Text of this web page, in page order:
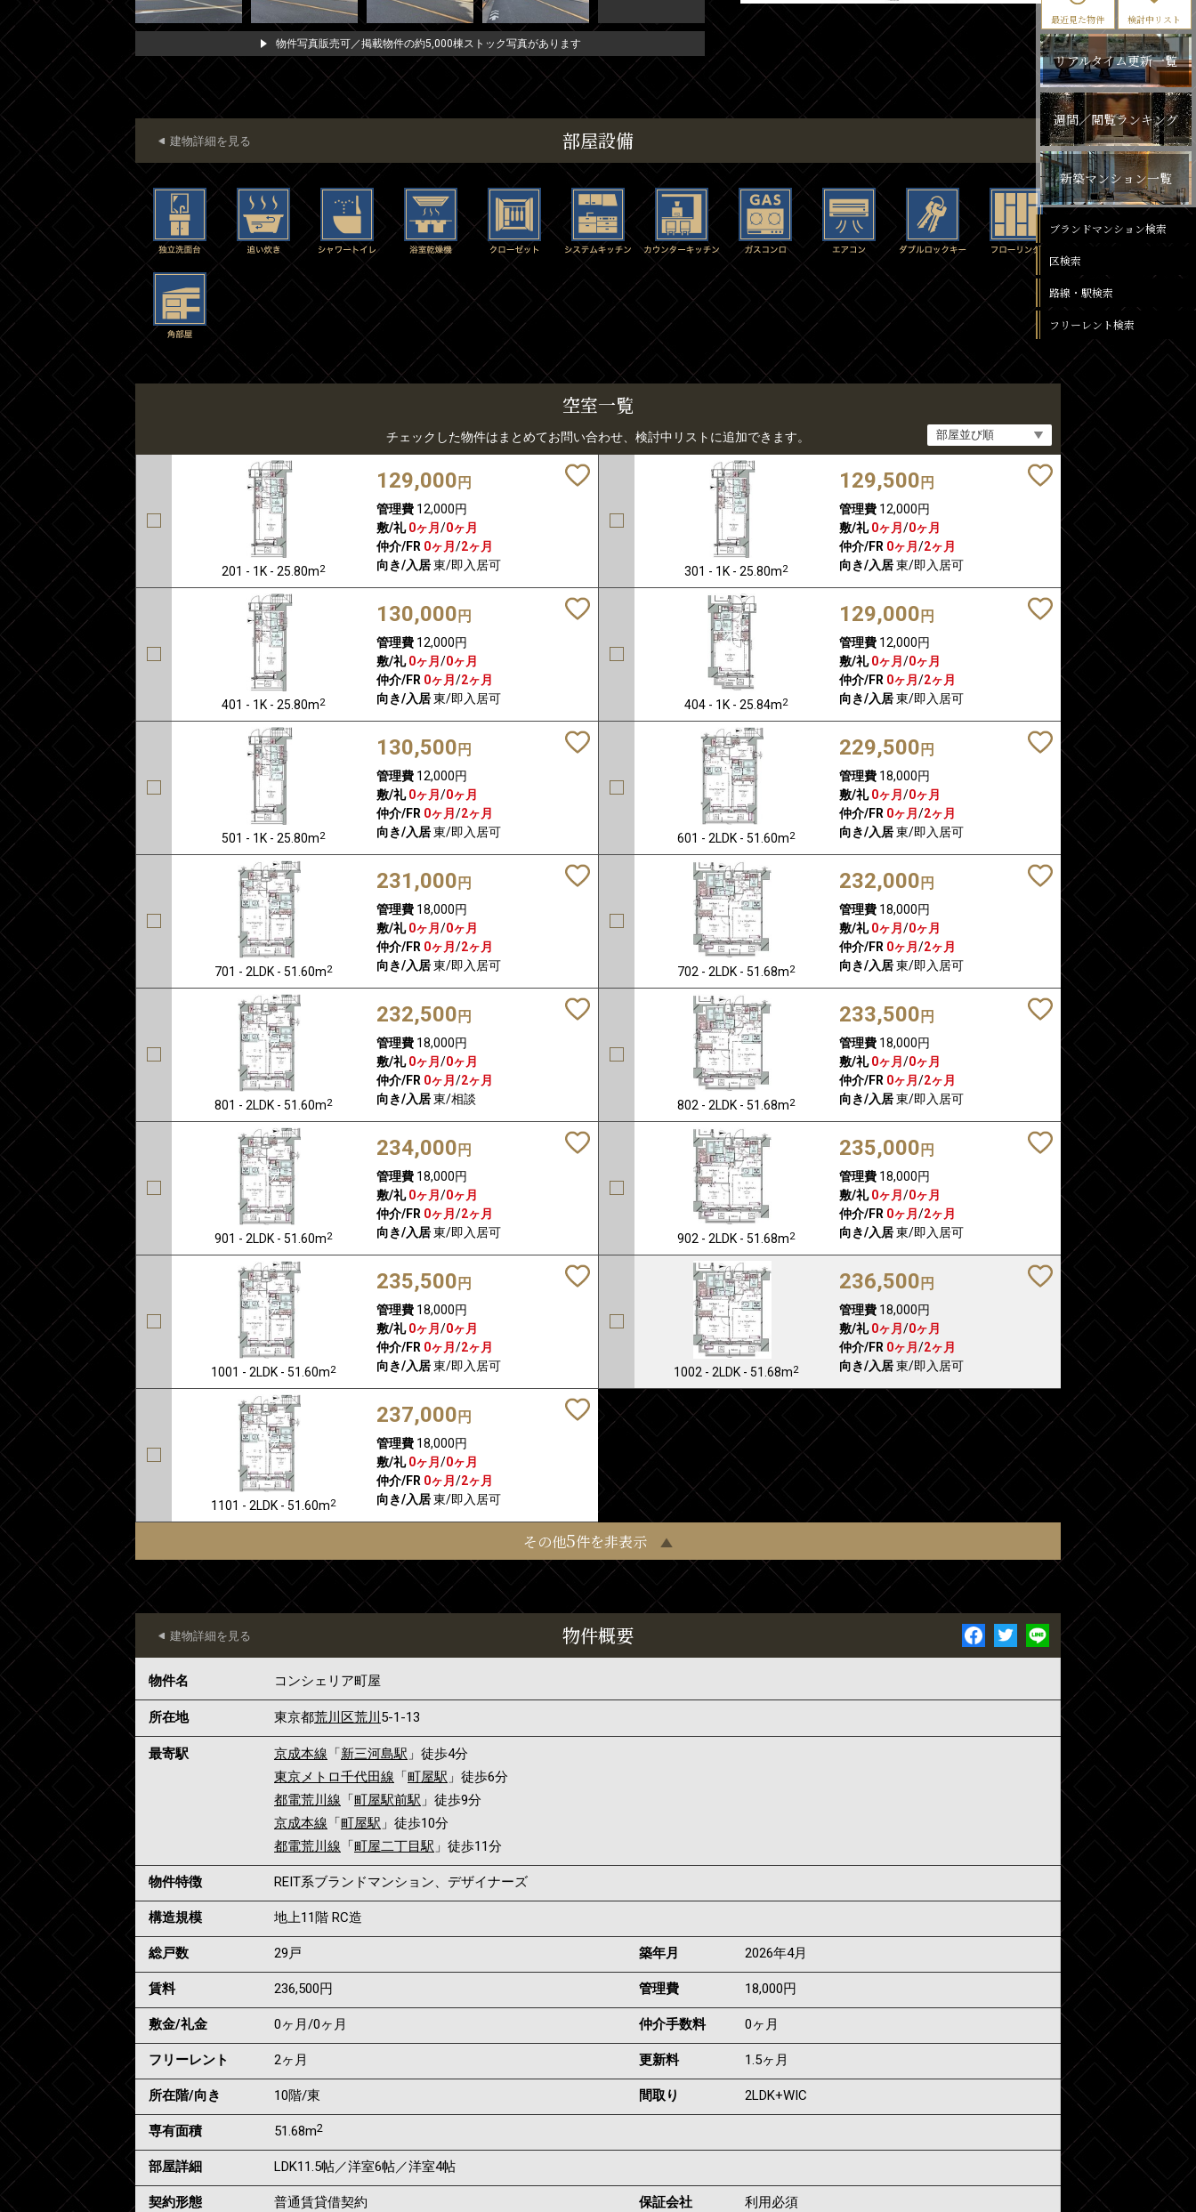
物件写真販売可／掲載物件の約5,000棟ストック写真があります
部屋設備
建物詳細を見る
空室一覧
チェックした物件はまとめてお問い合わせ、検討中リストに追加できます。
201 - 1K - 25.80m2
129,000 円
管理費12,000円
敷/礼 0ヶ月/0ヶ月
仲介/FR 0ヶ月/2ヶ月
向き/入居東/即入居可 301 - 1K - 25.80m2
129,500 円
管理費12,000円
敷/礼 0ヶ月/0ヶ月
仲介/FR 0ヶ月/2ヶ月
向き/入居東/即入居可
401 - 1K - 25.80m2
130,000 円
管理費12,000円
敷/礼 0ヶ月/0ヶ月
仲介/FR 0ヶ月/2ヶ月
向き/入居東/即入居可 404 - 1K - 25.84m2
129,000 円
管理費12,000円
敷/礼 0ヶ月/0ヶ月
仲介/FR 0ヶ月/2ヶ月
向き/入居東/即入居可
501 - 1K - 25.80m2
130,500 円
管理費12,000円
敷/礼 0ヶ月/0ヶ月
仲介/FR 0ヶ月/2ヶ月
向き/入居東/即入居可 601 - 2LDK - 51.60m2
229,500 円
管理費18,000円
敷/礼 0ヶ月/0ヶ月
仲介/FR 0ヶ月/2ヶ月
向き/入居東/即入居可
701 - 2LDK - 51.60m2
231,000 円
管理費18,000円
敷/礼 0ヶ月/0ヶ月
仲介/FR 0ヶ月/2ヶ月
向き/入居東/即入居可 702 - 2LDK - 51.68m2
232,000 円
管理費18,000円
敷/礼 0ヶ月/0ヶ月
仲介/FR 0ヶ月/2ヶ月
向き/入居東/即入居可
801 - 2LDK - 51.60m2
232,500 円
管理費18,000円
敷/礼 0ヶ月/0ヶ月
仲介/FR 0ヶ月/2ヶ月
向き/入居東/相談 802 - 2LDK - 51.68m2
233,500 円
管理費18,000円
敷/礼 0ヶ月/0ヶ月
仲介/FR 0ヶ月/2ヶ月
向き/入居東/即入居可
901 - 2LDK - 51.60m2
234,000 円
管理費18,000円
敷/礼 0ヶ月/0ヶ月
仲介/FR 0ヶ月/2ヶ月
向き/入居東/即入居可 902 - 2LDK - 51.68m2
235,000 円
管理費18,000円
敷/礼 0ヶ月/0ヶ月
仲介/FR 0ヶ月/2ヶ月
向き/入居東/即入居可
1001 - 2LDK - 51.60m2
235,500 円
管理費18,000円
敷/礼 0ヶ月/0ヶ月
仲介/FR 0ヶ月/2ヶ月
向き/入居東/即入居可 1002 - 2LDK - 51.68m2
236,500 円
管理費18,000円
敷/礼 0ヶ月/0ヶ月
仲介/FR 0ヶ月/2ヶ月
向き/入居東/即入居可
1101 - 2LDK - 51.60m2
237,000 円
管理費18,000円
敷/礼 0ヶ月/0ヶ月
仲介/FR 0ヶ月/2ヶ月
向き/入居東/即入居可
その他5件を非表示
物件概要
建物詳細を見る
物件名 コンシェリア町屋
所在地 東京都荒川区荒川 5-1-13
最寄駅 京成本線 「新三河島駅 」徒歩4分
東京メトロ千代田線 「町屋駅 」徒歩6分
都電荒川線 「町屋駅前駅 」徒歩9分
京成本線 「町屋駅 」徒歩10分
都電荒川線 「町屋二丁目駅 」徒歩11分
物件特徴 REIT系ブランドマンション、デザイナーズ
構造規模 地上11階 RC造
総戸数 29戸 築年月 2026年4月
賃料 236,500円 管理費 18,000円
敷金/礼金 0ヶ月 /0ヶ月 仲介手数料 0ヶ月
フリーレント 2ヶ月 更新料 1.5ヶ月
所在階/向き 10階/東 間取り 2LDK+WIC
専有面積 51.68m2
部屋詳細 LDK11.5帖／洋室6帖／洋室4帖
契約形態 普通賃貸借契約 保証会社 利用必須
最近見た物件 検討中リスト
リアルタイム更新一覧
週間／閲覧ランキング
新築マンション一覧
ブランドマンション検索
区検索
路線・駅検索
フリーレント検索